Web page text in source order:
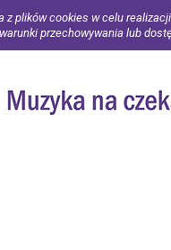
z plików cookies w celu
przechowywania lub